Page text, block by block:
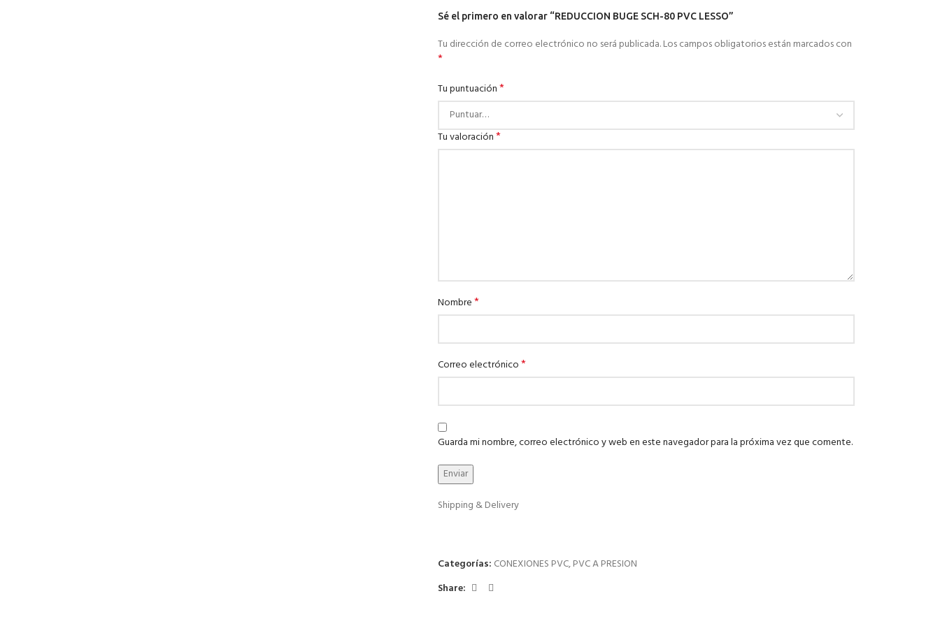
Sé el primero en valorar “REDUCCION BUGE SCH-80 PVC LESSO”
Tu dirección de correo electrónico no será publicada.Los campos obligatorios están marcados con
*
Tu puntuación*
Tu valoración*
Nombre*
Correo electrónico*
Guarda mi nombre, correo electrónico y web en este navegador para la próxima vez que comente.
Shipping & Delivery
Categorías: CONEXIONES PVC,PVC A PRESION
Share: